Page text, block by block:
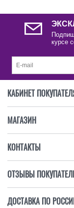
курсе
КАБИНЕТ
МАГАЗИН
КОНТАКТЫ
ОТЗЫВЫ
ДОСТАВКА ПО